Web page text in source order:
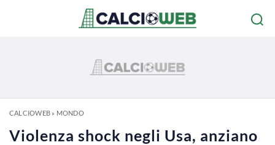
CALCIOWEB» MONDO
Violenza shock negli Usa, anziano